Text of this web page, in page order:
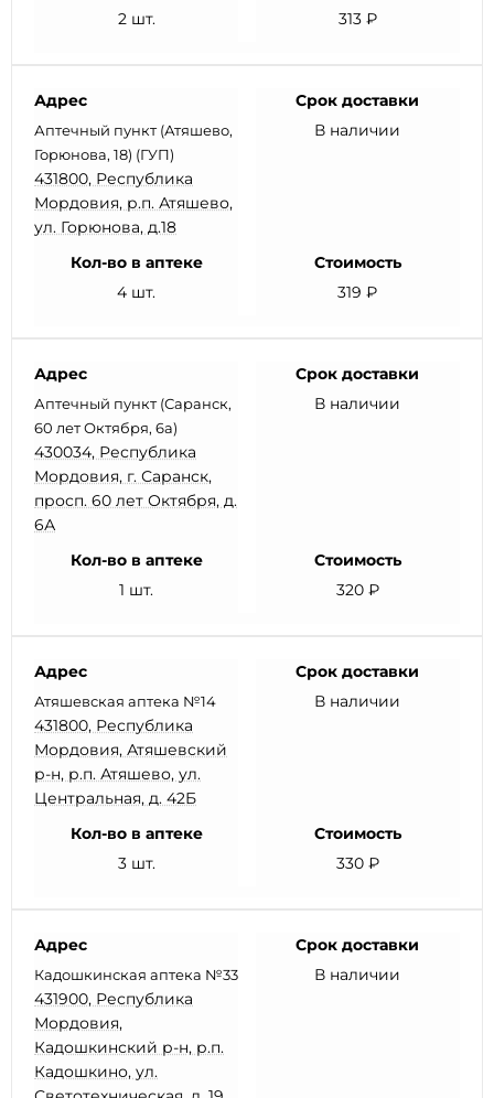
2 шт.
313 ₽
Адрес
Аптечный пункт (Атяшево,
Горюнова, 18) (ГУП)
431800, Республика
Мордовия, р.п. Атяшево,
ул. Горюнова, д.18
Срок доставки
В наличии
Кол-во в аптеке
4 шт.
Стоимость
319 ₽
Адрес
Аптечный пункт (Саранск,
60 лет Октября, 6а)
430034, Республика
Мордовия, г. Саранск,
просп. 60 лет Октября, д.
6А
Срок доставки
В наличии
Кол-во в аптеке
1 шт.
Стоимость
320 ₽
Адрес
Атяшевская аптека №14
431800, Республика
Мордовия, Атяшевский
р-н, р.п. Атяшево, ул.
Центральная, д. 42Б
Срок доставки
В наличии
Кол-во в аптеке
3 шт.
Стоимость
330 ₽
Адрес
Кадошкинская аптека №33
431900, Республика
Мордовия,
Кадошкинский р-н, р.п.
Кадошкино, ул.
Срок доставки
В наличии